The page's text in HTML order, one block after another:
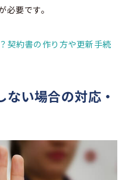
要です。
契約書の作り方や更新手続
い場合の対応・